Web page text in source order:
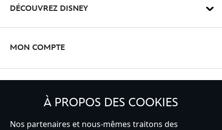
DÉCOUVREZ DISNEY
MON COMPTE
À PROPOS DES COOKIES
Nos partenaires et nous-mêmes traitons des